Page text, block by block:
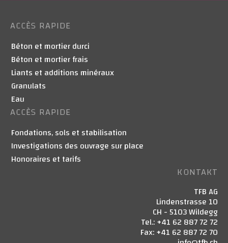
ACCÈS RAPIDE
Béton et mortier durci
Béton et mortier frais
Liants et additions minéraux
Granulats
Eau
ACCÈS RAPIDE
Fondations, sols et stabilisation
Investigations des ouvrage sur place
Honoraires et tarifs
KONTAKT
TFB AG
Lindenstrasse 10
CH - 5103 Wildegg
Tel.: +41 62 887 72 72
Fax: +41 62 887 72 70